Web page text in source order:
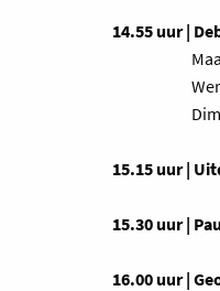
14.55 uur |
Maarten
Werner
Dimitri
15.15 uur |
15.30 uur |
16.00 uur |